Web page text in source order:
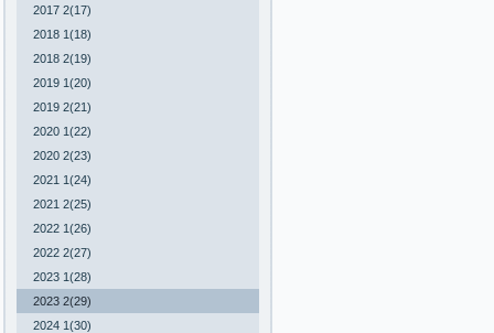
2017 2(17)
2018 1(18)
2018 2(19)
2019 1(20)
2019 2(21)
2020 1(22)
2020 2(23)
2021 1(24)
2021 2(25)
2022 1(26)
2022 2(27)
2023 1(28)
2023 2(29)
2024 1(30)